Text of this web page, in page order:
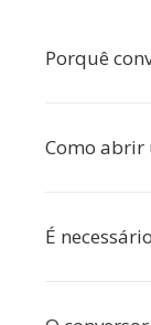
Porquê
Como abrir
É